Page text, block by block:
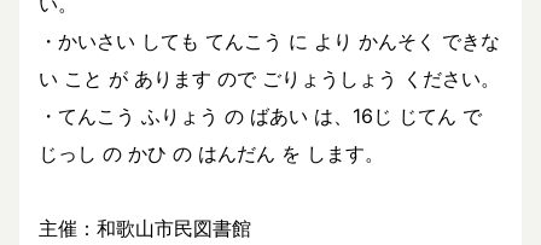
・かいさい しても てんこう に より かんそく できな
い こと が あります ので ごりょうしょう ください。
・てんこう ふりょう の ばあい は、16じ じてん で
じっし の かひ の はんだん を します。
主催：和歌山市民図書館